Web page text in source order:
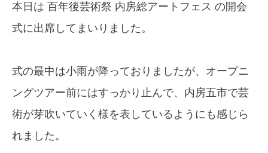
本日は 百年後芸術祭 内房総アートフェス の開会
式に出席してまいりました。
式の最中は小雨が降っておりましたが、オープニ
ングツアー前にはすっかり止んで、内房五市で芸
術が芽吹いていく様を表しているようにも感じら
れました。